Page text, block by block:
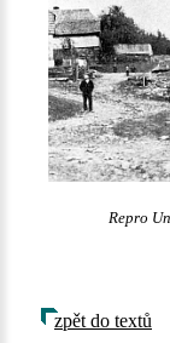
Repro
zpět do textů